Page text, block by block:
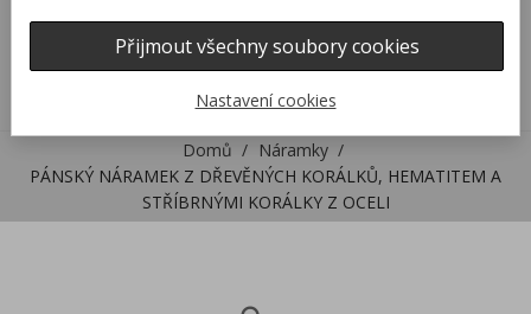
Domů
Náramky
PÁNSKÝ NÁRAMEK Z DŘEVĚNÝCH KORÁLKŮ, HEMATITEM A
STŘÍBRNÝMI KORÁLKY Z OCELI
Přijmout všechny soubory cookies
Nastavení cookies